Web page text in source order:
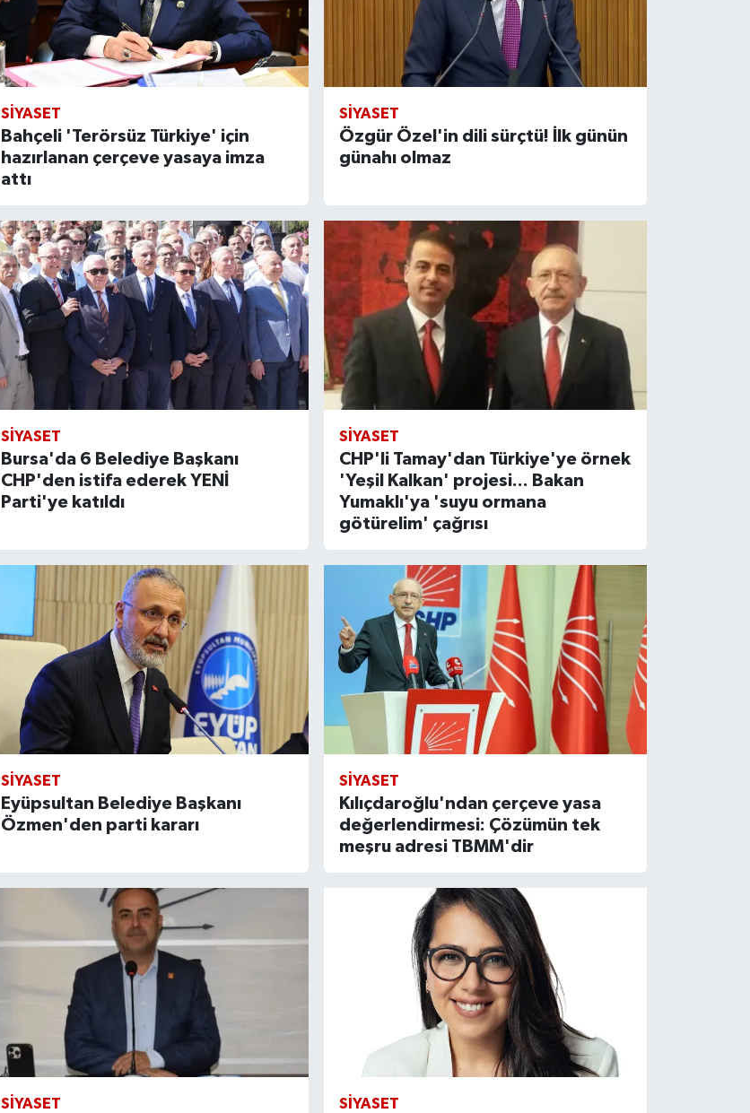
SIYASET
Bahçeli 'Terörsüz Türkiye' için
hazırlanan çerçeve yasaya imza
attı
SIYASET
Özgür Özel'in dili sürçtü! İlk günün
günahı olmaz
SIYASET
Bursa'da 6 Belediye Başkanı
CHP'den istifa ederek YENİ
Parti'ye katıldı
SIYASET
CHP'li Tamay'dan Türkiye'ye örnek
'Yeşil Kalkan' projesi... Bakan
Yumaklı'ya 'suyu ormana
götürelim' çağrısı
SIYASET
Eyüpsultan Belediye Başkanı
Özmen'den parti kararı
SIYASET
Kılıçdaroğlu'ndan çerçeve yasa
değerlendirmesi: Çözümün tek
meşru adresi TBMM'dir
SIYASET SIYASET